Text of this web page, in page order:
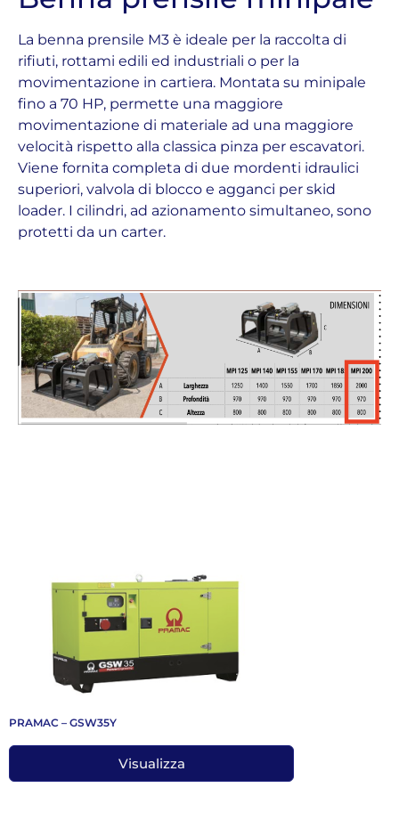
La benna prensile M3 è ideale per la raccolta di
rifiuti, rottami edili ed industriali o per la
movimentazione in cartiera. Montata su minipale
fino a 70 HP, permette una maggiore
movimentazione di materiale ad una maggiore
velocità rispetto alla classica pinza per escavatori.
Viene fornita completa di due mordenti idraulici
superiori, valvola di blocco e agganci per skid
loader. I cilindri, ad azionamento simultaneo, sono
protetti da un carter.
PRAMAC – GSW35Y
Visualizza